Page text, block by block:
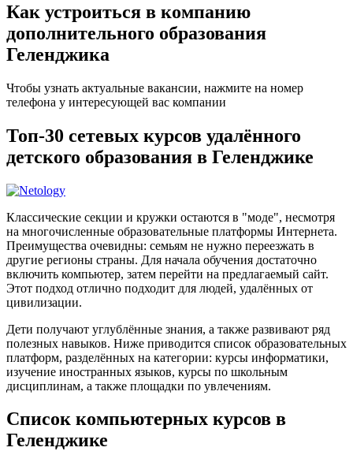
Как устроиться в компанию
дополнительного образования
Геленджика
Чтобы узнать актуальные вакансии, нажмите на номер
телефона у интересующей вас компании
Топ-30 сетевых курсов удалённого
детского образования в Геленджике
Классические секции и кружки остаются в "моде", несмотря
на многочисленные образовательные платформы Интернета.
Преимущества очевидны: семьям не нужно переезжать в
другие регионы страны. Для начала обучения достаточно
включить компьютер, затем перейти на предлагаемый сайт.
Этот подход отлично подходит для людей, удалённых от
цивилизации.
Дети получают углублённые знания, а также развивают ряд
полезных навыков. Ниже приводится список образовательных
платформ, разделённых на категории: курсы информатики,
изучение иностранных языков, курсы по школьным
дисциплинам, а также площадки по увлечениям.
Список компьютерных курсов в
Геленджике